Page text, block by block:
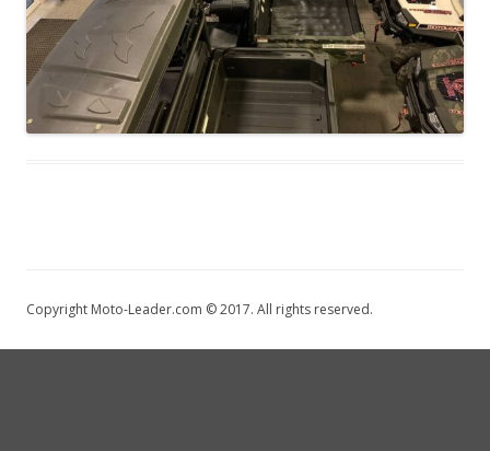
Copyright Moto-Leader.com © 2017. All rights reserved.